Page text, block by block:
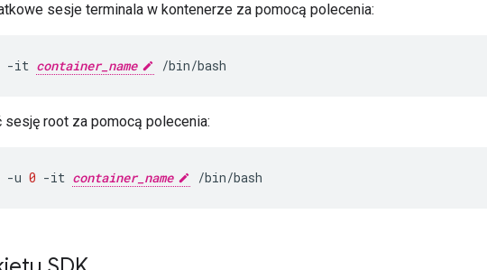
sesje terminala w kontenerze za pomocą polecenia:
-it container_name /bin/bash
sesję root za pomocą polecenia:
-u 0 -it container_name /bin/bash